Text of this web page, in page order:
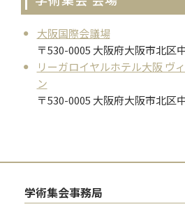
大阪国際会議場
〒530-0005 大阪府大阪市北区
リーガロイヤルホテル大阪 ヴ
ン
〒530-0005 大阪府大阪市北区
学術集会事務局